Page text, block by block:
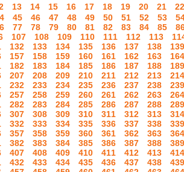
13 14 15 16 17 18 19 20 21 22
45 46 47 48 49 50 51 52 53
77 78 79 80 81 82 83 84 85
107 108 109 110 111 112 113
132 133 134 135 136 137 138 139
157 158 159 160 161 162 163 164
182 183 184 185 186 187 188 189
207 208 209 210 211 212 213 214
232 233 234 235 236 237 238 239
257 258 259 260 261 262 263 264
282 283 284 285 286 287 288 289
307 308 309 310 311 312 313 314
332 333 334 335 336 337 338 339
357 358 359 360 361 362 363 364
382 383 384 385 386 387 388 389
407 408 409 410 411 412 413 414
432 433 434 435 436 437 438 439